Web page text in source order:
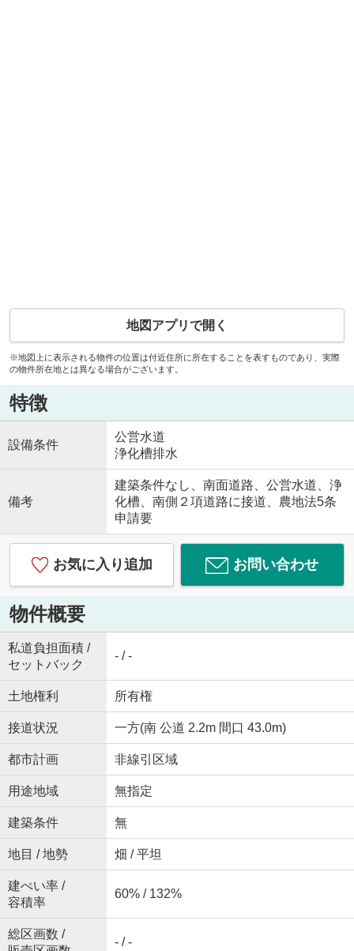
地図アプリで開く
※地図上に表示される物件の位置は付近住所に所在することを表すものであり、実際
の物件所在地とは異なる場合がございます。
特徴
設備条件
公営水道
浄化槽排水
備考
建築条件なし、南面道路、公営水道、浄
化槽、南側２項道路に接道、農地法5条
申請要
お気に入り追加 お問い合わせ
物件概要
私道負担面積 /
セットバック
- / -
土地権利 所有権
接道状況 一方(南 公道 2.2m 間口 43.0m)
都市計画 非線引区域
用途地域 無指定
建築条件 無
地目 / 地勢 畑 / 平坦
建ぺい率 /
容積率
60% / 132%
総区画数 /
- / -